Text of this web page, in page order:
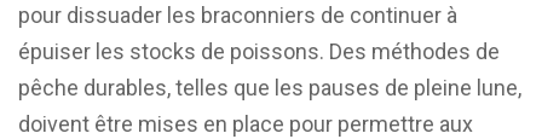
pour dissuader les braconniers de continuer à
épuiser les stocks de poissons. Des méthodes de
pêche durables, telles que les pauses de pleine lune,
doivent être mises en place pour permettre aux